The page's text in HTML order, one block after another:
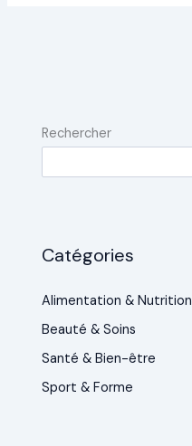
Rechercher
Catégories
Alimentation & Nutrition
Beauté & Soins
Santé & Bien-être
Sport & Forme